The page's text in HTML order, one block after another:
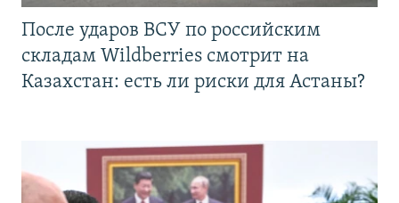
После ударов ВСУ по российским
складам Wildberries смотрит на
Казахстан: есть ли риски для Астаны?